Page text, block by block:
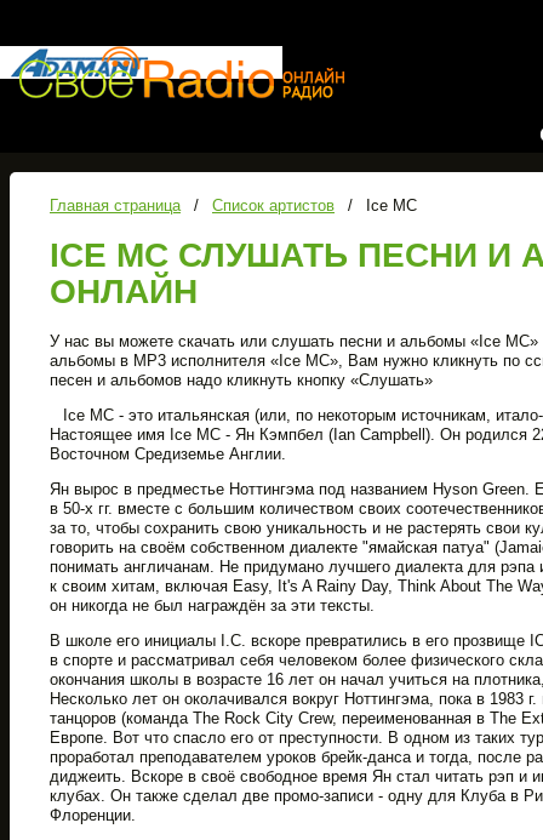
Главная страница / Список артистов / Ice MC
ICE MC СЛУШАТЬ ПЕСНИ И
ОНЛАЙН
У нас вы можете скачать или слушать песни и альбомы «Ice MC»
альбомы в MP3 исполнителя «Ice MC», Вам нужно кликнуть по
песен и альбомов надо кликнуть кнопку «Слушать»
Ice MC - это итальянская (или, по некоторым источникам,
Настоящее имя Ice MC - Ян Кэмпбел (Ian Campbell). Он родился
Восточном Средиземье Англии.
Ян вырос в предместье Ноттингэма под названием Hyson Green.
в 50-х гг. вместе с большим количеством своих
за то, чтобы сохранить свою уникальность и не растерять свои
говорить на своём собственном диалекте "ямайская патуа"
понимать англичанам. Не придумано лучшего диалекта для
к своим хитам, включая Easy, It's A Rainy Day, Think About The
он никогда не был награждён за эти тексты.
В школе его инициалы I.C. вскоре превратились в его прозвище
в спорте и рассматривал себя человеком более физического
окончания школы в возрасте 16 лет он начал учиться на
Несколько лет он околачивался вокруг Ноттингэма, пока в 1983
танцоров (команда The Rock City Crew, переименованная в The
Европе. Вот что спасло его от преступности. В одном из таких
проработал преподавателем уроков брейк-данса и тогда, после
диджеить. Вскоре в своё свободное время Ян стал читать рэп и
клубах. Он также сделал две промо-записи - одну для Клуба в
Флоренции.